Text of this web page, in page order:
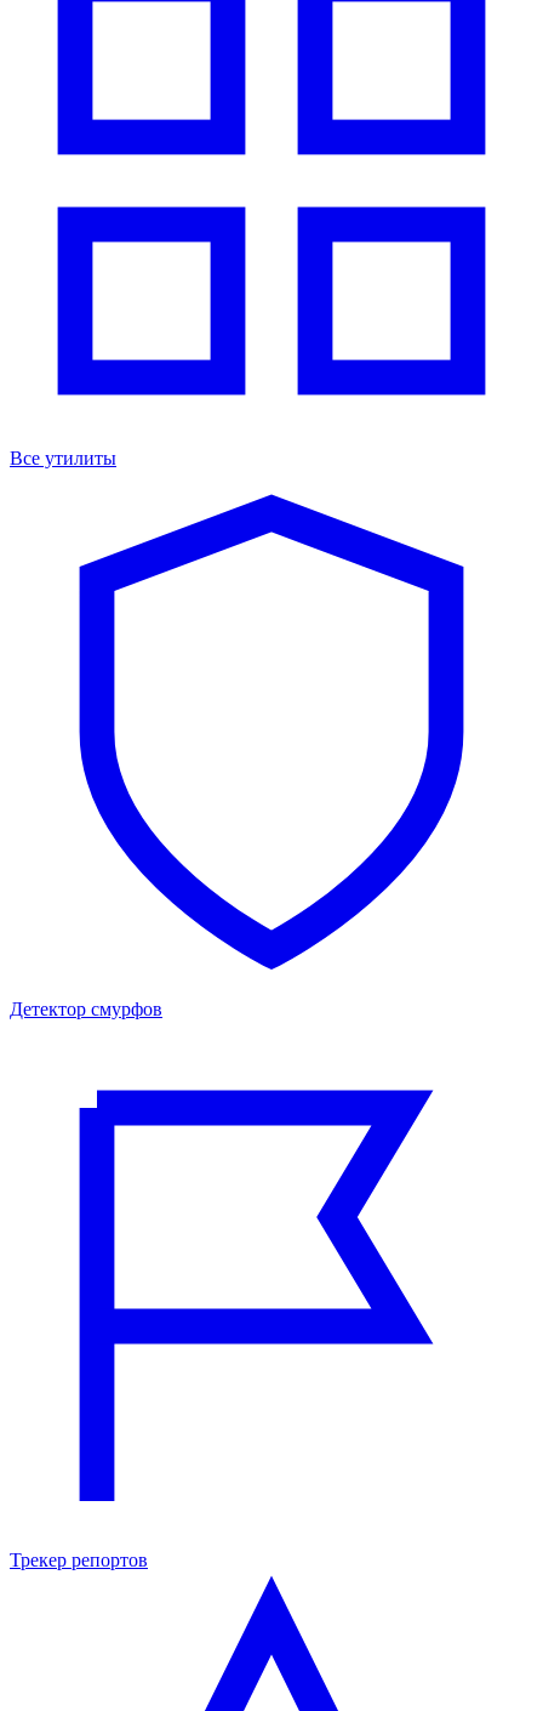
Все утилиты
Детектор смурфов
Трекер репортов